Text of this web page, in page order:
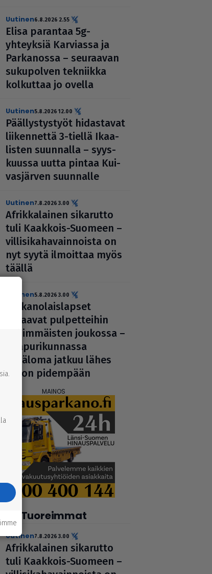
uutinen6.8.2026 2.55
Elisa parantaa 5g-
yhteyksiä Karviassa ja
Par­ka­nossa – seuraavan
suku­pol­ven tekniikka
kolkuttaa jo ovella
uutinen5.8.2026 12.00
Pääl­lys­tys­työt hidas­ta­vat
lii­ken­nettä 3-tiellä Ikaa­
lis­ten suunnalla – syys­
kuussa uutta pintaa Kui­
vas­jär­ven suunnalle
uutinen7.8.2026 3.00
Afrik­ka­lai­nen sikarutto
tuli Kaakkois-Suomeen –
vil­li­si­ka­ha­vain­noista on
nyt syytä ilmoittaa myös
täällä
uutinen5.8.2026 3.00
Par­ka­no­lais­lap­set
palaavat pul­pet­tei­hin
ensim­mäis­ten joukossa –
naa­pu­ri­kun­nassa
kesäloma jatkuu lähes
viikon pidempään
Tuoreimmat
uutinen7.8.2026 3.00
Afrik­ka­lai­nen sikarutto
tuli Kaakkois-Suomeen –